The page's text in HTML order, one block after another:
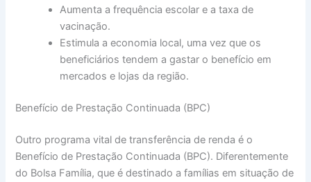
Aumenta a frequência escolar e a taxa de
vacinação.
Estimula a economia local, uma vez que os
beneficiários tendem a gastar o benefício em
mercados e lojas da região.
Benefício de Prestação Continuada (BPC)
Outro programa vital de transferência de renda é o
Benefício de Prestação Continuada (BPC). Diferentemente
do Bolsa Família, que é destinado a famílias em situação de